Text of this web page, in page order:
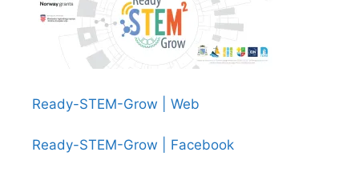
Ready-STEM-Grow | Web
Ready-STEM-Grow | Facebook